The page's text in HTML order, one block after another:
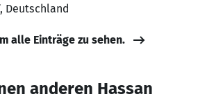
, Deutschland
alle Einträge zu sehen.
anderen Hassan